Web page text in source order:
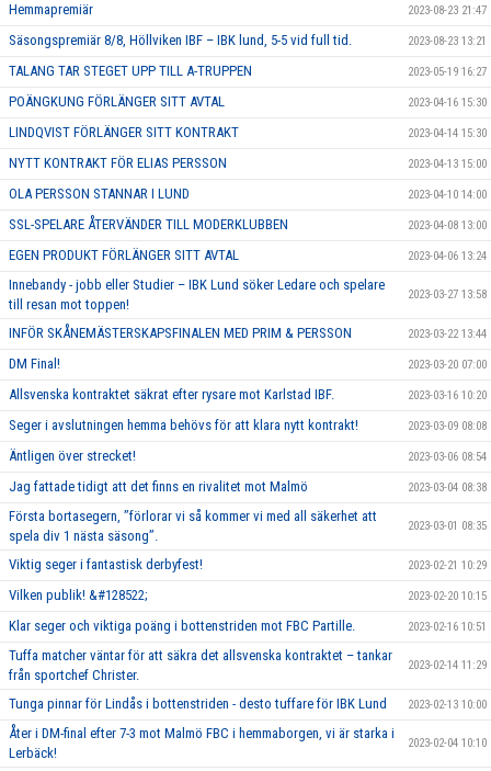
Hemmapremiär 2023-08-23 21:47
Säsongspremiär 8/8, Höllviken IBF – IBK lund, 5-5 vid full tid. 2023-08-23 13:21
TALANG TAR STEGET UPP TILL A-TRUPPEN 2023-05-19 16:27
POÄNGKUNG FÖRLÄNGER SITT AVTAL 2023-04-16 15:30
LINDQVIST FÖRLÄNGER SITT KONTRAKT 2023-04-14 15:30
NYTT KONTRAKT FÖR ELIAS PERSSON 2023-04-13 15:00
OLA PERSSON STANNAR I LUND 2023-04-10 14:00
SSL-SPELARE ÅTERVÄNDER TILL MODERKLUBBEN 2023-04-08 13:00
EGEN PRODUKT FÖRLÄNGER SITT AVTAL 2023-04-06 13:24
Innebandy - jobb eller Studier – IBK Lund söker Ledare och spelare
till resan mot toppen!
2023-03-27 13:58
INFÖR SKÅNEMÄSTERSKAPSFINALEN MED PRIM & PERSSON 2023-03-22 13:44
DM Final! 2023-03-20 07:00
Allsvenska kontraktet säkrat efter rysare mot Karlstad IBF. 2023-03-16 10:20
Seger i avslutningen hemma behövs för att klara nytt kontrakt! 2023-03-09 08:08
Äntligen över strecket! 2023-03-06 08:54
Jag fattade tidigt att det finns en rivalitet mot Malmö 2023-03-04 08:38
Första bortasegern, ’’förlorar vi så kommer vi med all säkerhet att
spela div 1 nästa säsong’’.
2023-03-01 08:35
Viktig seger i fantastisk derbyfest! 2023-02-21 10:29
Vilken publik! &#128522; 2023-02-20 10:15
Klar seger och viktiga poäng i bottenstriden mot FBC Partille. 2023-02-16 10:51
Tuffa matcher väntar för att säkra det allsvenska kontraktet – tankar
från sportchef Christer.
2023-02-14 11:29
Tunga pinnar för Lindås i bottenstriden - desto tuffare för IBK Lund 2023-02-13 10:00
Åter i DM-final efter 7-3 mot Malmö FBC i hemmaborgen, vi är starka i
Lerbäck!
2023-02-04 10:10